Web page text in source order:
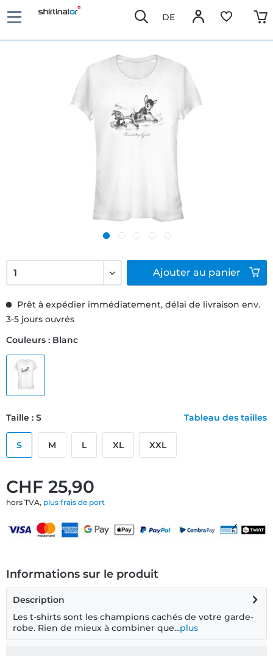
DE
CHF 25,90
hors TVA, plus frais de port
Prêt à expédier immédiatement, délai de livraison env.
3-5 jours ouvrés
Couleurs : Blanc
Taille : S Tableau des tailles
S M L XL XXL
Ajouter au panier
Informations sur le produit
Description
Les t-shirts sont les champions cachés de votre garde-
robe. Rien de mieux à combiner que...plus